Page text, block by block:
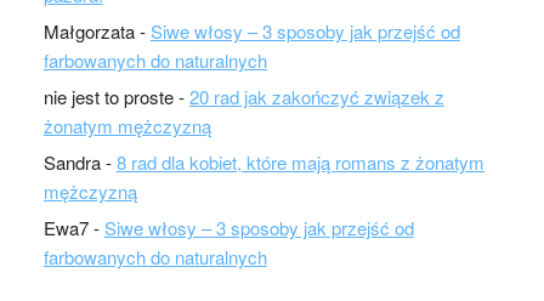
Małgorzata-Siwe włosy – 3 sposoby jak przejść od
farbowanych do naturalnych
nie jest to proste-20 rad jak zakończyć związek z
żonatym mężczyzną
Sandra-8 rad dla kobiet, które mają romans z żonatym
mężczyzną
Ewa7-Siwe włosy – 3 sposoby jak przejść od
farbowanych do naturalnych